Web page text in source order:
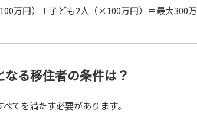
万円）＋子ども2人（×100万円）＝最大300万
なる移住者の条件は？
てを満たす必要があります。